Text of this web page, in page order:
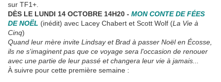
sur TF1+.
DÈS LE LUNDI 14 OCTOBRE 14H20 - MON CONTE DE FÉES
DE NOËL (inédit) avec Lacey Chabert et Scott Wolf (La Vie à
Cinq)
Quand leur mère invite Lindsay et Brad à passer Noël en Écosse,
ils ne s'imaginent pas que ce voyage sera l'occasion de renouer
avec une partie de leur passé et changera leur vie à jamais...
À suivre pour cette première semaine :